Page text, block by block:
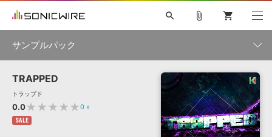
ソフト音源 »
プラグイン・エフェクト »
search
初音ミク NT 巡音ルカ V4X
MEIKO V3
KAITO V3
TOONTRACK
SPITFIRE AUDIO
VIENNA
EZ DRUMMER 3
ライセンスフリーBGM
ボーカル抜き出し
DUBSTEP
attach_file shopping_cart
サンプルパック
製品一覧
TRAPPED
トラップド
0.0★★★★★0 »
SALE